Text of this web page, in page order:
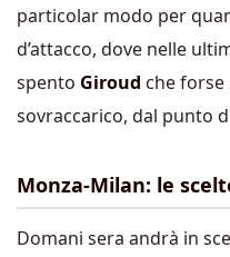
particolar modo per
d’attacco, dove nelle
spento Giroud che
sovraccarico, dal punto
Monza-Milan: le
Domani sera andrà in